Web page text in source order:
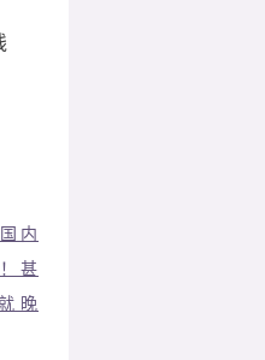
内
甚
晚